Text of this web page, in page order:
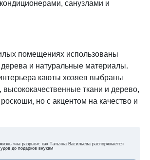
санузлами и
помещениях использованы
и натуральные материалы.
каюты хозяев выбраны
высококачественные ткани и дерево,
но с акцентом на качество и
«на разрыв»: как Татьяна Васильева распоряжается
до подарков внукам